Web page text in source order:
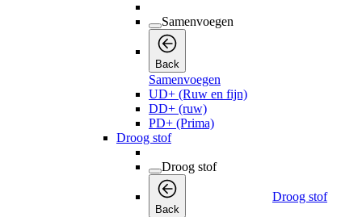
Samenvoegen
Back
Samenvoegen
UD+ (Ruw en fijn)
DD+ (ruw)
PD+ (Prima)
Droog stof
Droog stof
Back
Droog stof